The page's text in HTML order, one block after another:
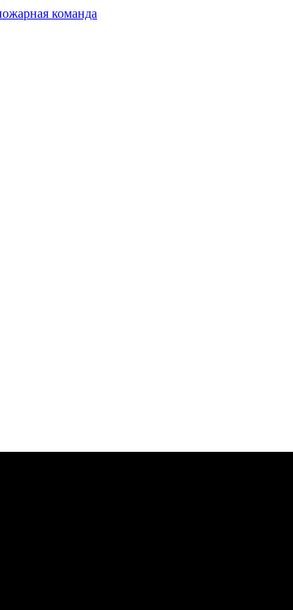
команда